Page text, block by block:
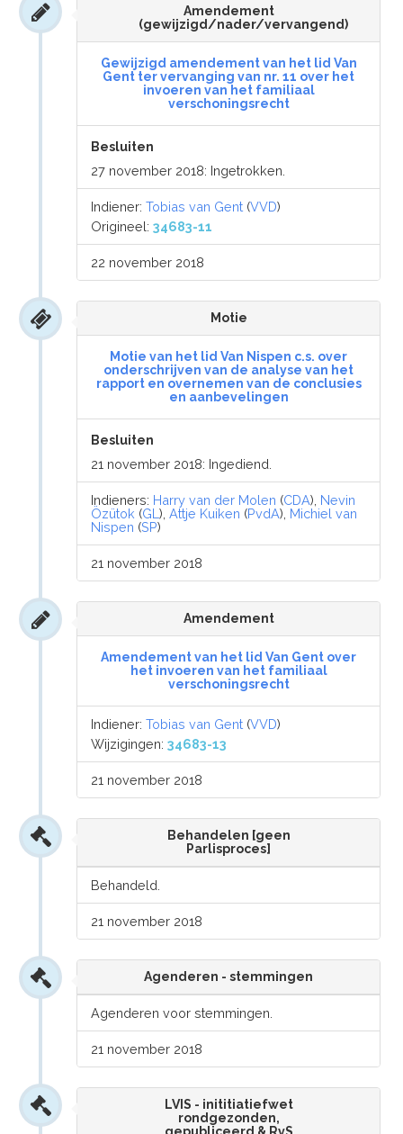
Amendement
(gewijzigd/nader/vervangend)
Gewijzigd amendement van het lid Van
Gent ter vervanging van nr. 11 over het
invoeren van het familiaal
verschoningsrecht
Besluiten
27 november 2018: Ingetrokken.
Indiener:Tobias van Gent (VVD)
Origineel:34683-11
22 november 2018
Motie
Motie van het lid Van Nispen c.s. over
onderschrijven van de analyse van het
rapport en overnemen van de conclusies
en aanbevelingen
Besluiten
21 november 2018: Ingediend.
Indieners: Harry van der Molen (CDA), Nevin
Özütok (GL),Attje Kuiken (PvdA), Michiel van
Nispen (SP)
21 november 2018
Amendement
Amendement van het lid Van Gent over
het invoeren van het familiaal
verschoningsrecht
Indiener:Tobias van Gent (VVD)
Wijzigingen:34683-13
21 november 2018
Behandelen [geen
Parlisproces]
Behandeld.
21 november 2018
Agenderen - stemmingen
Agenderen voor stemmingen.
21 november 2018
LVIS - inititiatiefwet
rondgezonden,